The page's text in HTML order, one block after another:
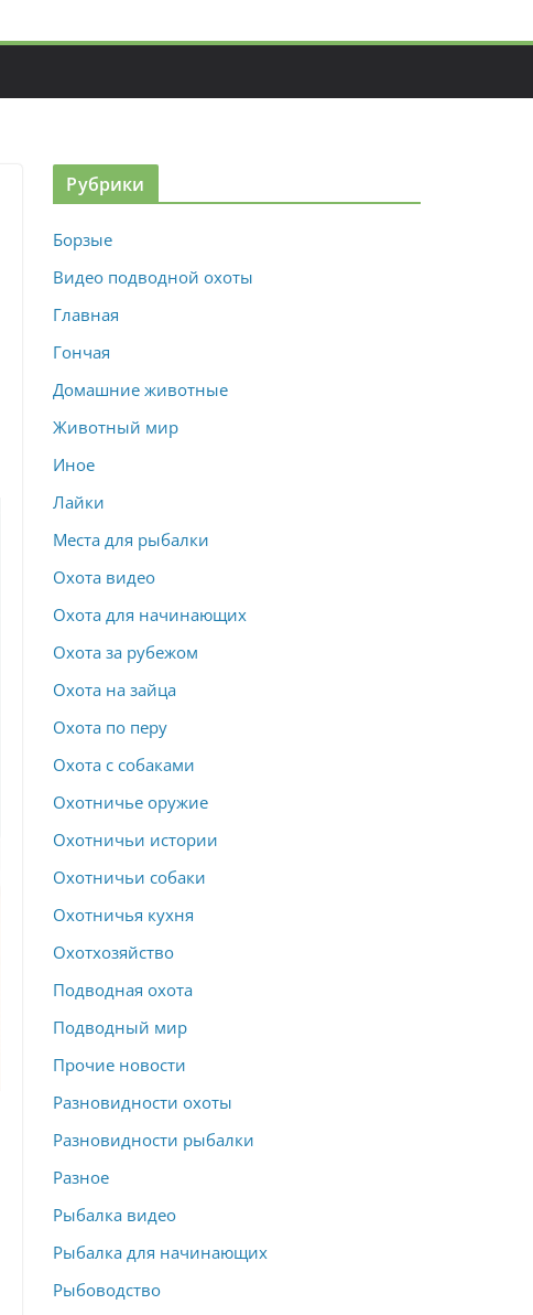
Рубрики
Борзые
Видео подводной охоты
Главная
Гончая
Домашние животные
Животный мир
Иное
Лайки
Места для рыбалки
Охота видео
Охота для начинающих
Охота за рубежом
Охота на зайца
Охота по перу
Охота с собаками
Охотничье оружие
Охотничьи истории
Охотничьи собаки
Охотничья кухня
Охотхозяйство
Подводная охота
Подводный мир
Прочие новости
Разновидности охоты
Разновидности рыбалки
Разное
Рыбалка видео
Рыбалка для начинающих
Рыбоводство